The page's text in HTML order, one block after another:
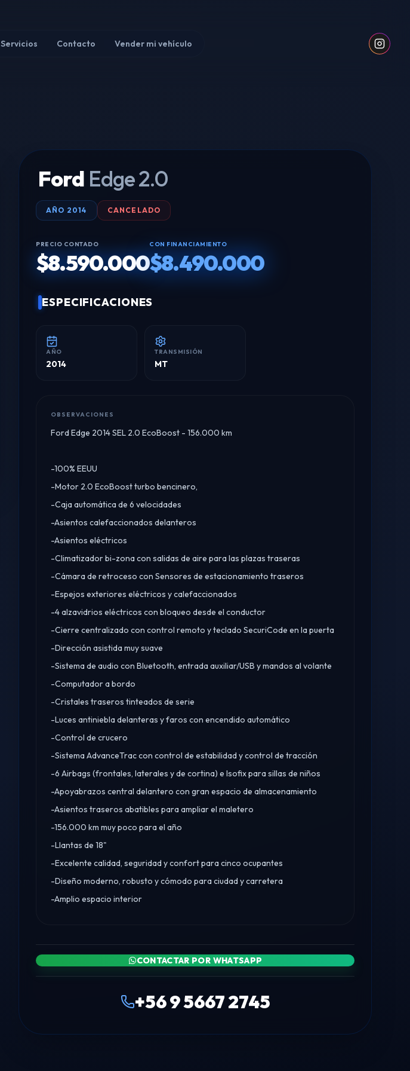
Servicios Contacto Vender mi vehículo
Ford Edge 2.0
AÑO 2014 CANCELADO
PRECIO CONTADO
$8.590.000
CON FINANCIAMIENTO
$8.490.000
ESPECIFICACIONES
AÑO
2014
TRANSMISIÓN
MT
OBSERVACIONES
Ford Edge 2014 SEL 2.0 EcoBoost - 156.000 km
-100% EEUU
-Motor 2.0 EcoBoost turbo bencinero,
-Caja automática de 6 velocidades
-Asientos calefaccionados delanteros
-Asientos eléctricos
-Climatizador bi-zona con salidas de aire para las plazas traseras
-Cámara de retroceso con Sensores de estacionamiento traseros​
-Espejos exteriores eléctricos y calefaccionados
-4 alzavidrios eléctricos con bloqueo desde el conductor
-Cierre centralizado con control remoto y teclado SecuriCode en la puerta
-Dirección asistida muy suave
-Sistema de audio con Bluetooth, entrada auxiliar/USB y mandos al volante
-Computador a bordo
-Cristales traseros tinteados de serie
-Luces antiniebla delanteras y faros con encendido automático
-Control de crucero
-Sistema AdvanceTrac con control de estabilidad y control de tracción
-6 Airbags (frontales, laterales y de cortina) e Isofix para sillas de niños
-Apoyabrazos central delantero con gran espacio de almacenamiento
-Asientos traseros abatibles para ampliar el maletero
-156.000 km muy poco para el año
-Llantas de 18"
-Excelente calidad, seguridad y confort para cinco ocupantes
-Diseño moderno, robusto y cómodo para ciudad y carretera
-Amplio espacio interior
CONTACTAR POR WHATSAPP
+56 9 5667 2745